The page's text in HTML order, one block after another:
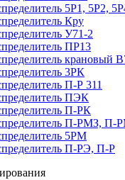
5Р1, 5Р2,
Кру
У71-2
ПР13
крановый
3РК
П-Р 311
ПЭК
П-РК
П-РМЗ, П-
5РМ
П-РЭ, П-Р